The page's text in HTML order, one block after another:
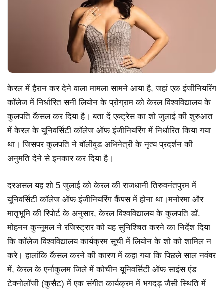
केरल में हैरान कर देने वाला मामला सामने आया है, जहां एक इंजीनियरिंग
कॉलेज में निर्धारित सनी लियोन के प्रोग्राम को केरल विश्वविद्यालय के
कुलपति कैंसल कर दिया है। बता दें एक्ट्रेस का शो जुलाई की शुरुआत
में केरल के यूनिवर्सिटी कॉलेज ऑफ इंजीनियरिंग में निर्धारित किया गया
था। जिसपर कुलपति ने बॉलीवुड अभिनेत्री के नृत्य प्रदर्शन की
अनुमति देने से इनकार कर दिया है।
दरअसल यह शो 5 जुलाई को केरल की राजधानी तिरुवनंतपुरम में
यूनिवर्सिटी कॉलेज ऑफ इंजीनियरिंग कैंपस में होना था।मनोरमा और
मातृभूमि की रिपोर्ट के अनुसार, केरल विश्वविद्यालय के कुलपति डॉ.
मोहनन कुन्नूमल ने रजिस्ट्रार को यह सुनिश्चित करने का निर्देश दिया
कि कॉलेज विश्वविद्यालय कार्यक्रम सूची में लियोन के शो को शामिल न
करे। हालांकि कैंसल करने की कारण में कहा गया कि पिछले साल नवंबर
में, केरल के एर्नाकुलम जिले में कोचीन यूनिवर्सिटी ऑफ साइंस एंड
टेक्नोलॉजी (कुसैट) में एक संगीत कार्यक्रम में भगदड़ जैसी स्थिति में